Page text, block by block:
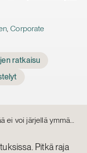
,Corporate
ratkaisu
Venäjää ei voi järjellä ymmärtää
Pitkä raja